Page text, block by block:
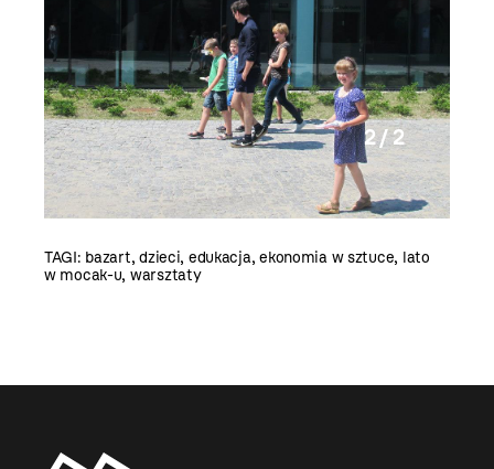
2 / 2
TAGI: bazart,dzieci, edukacja,ekonomia w sztuce, lato
w mocak-u, warsztaty